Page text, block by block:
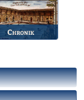
Chronik